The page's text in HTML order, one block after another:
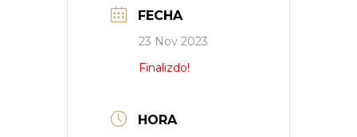
FECHA
23 Nov 2023
Finalizdo!
HORA